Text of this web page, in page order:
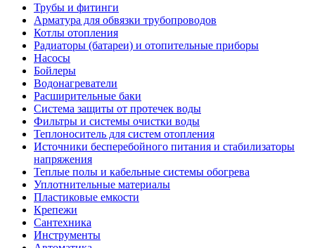
Трубы и фитинги
Арматура для обвязки трубопроводов
Котлы отопления
Радиаторы (батареи) и отопительные приборы
Насосы
Бойлеры
Водонагреватели
Расширительные баки
Система защиты от протечек воды
Фильтры и системы очистки воды
Теплоноситель для систем отопления
Источники бесперебойного питания и стабилизаторы
напряжения
Теплые полы и кабельные системы обогрева
Уплотнительные материалы
Пластиковые емкости
Крепежи
Сантехника
Инструменты